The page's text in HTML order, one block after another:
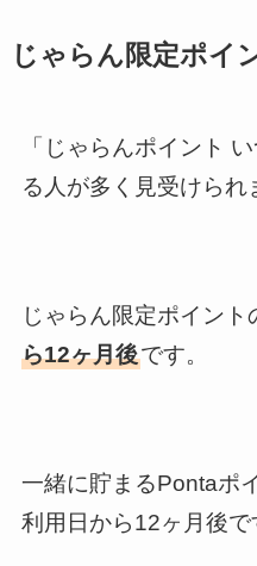
じゃらん限定ポイ
「じゃらんポイント
る人が多く見受けられ
じゃらん限定ポイント
ら12ヶ月後です。
一緒に貯まるPontaポ
利用日から12ヶ月後で